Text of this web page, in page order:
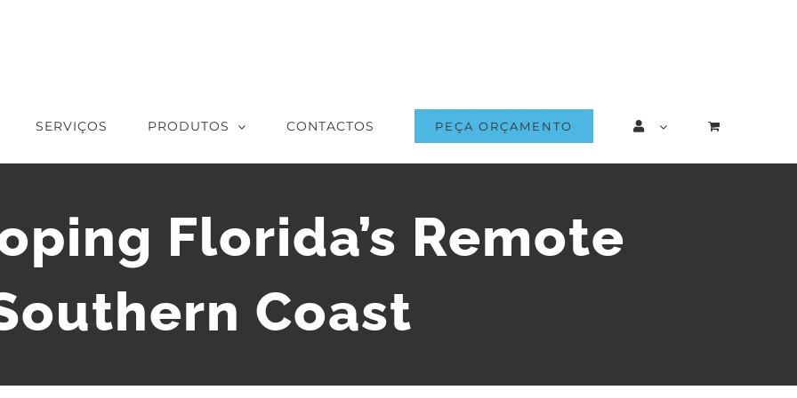
SERVIÇOS PRODUTOS CONTACTOS PEÇA ORÇAMENTO
Florida’s Remote
Coast